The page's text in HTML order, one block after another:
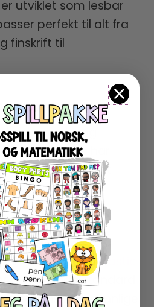
utviklet som lesbar
perfekt til alt fra
finskrift til
BOKSTAVER
de norske og
Bokstavene har
avstand for best
på skjerm og
inngår også iFUNtastic
du får både standard
undervisningsvennlige